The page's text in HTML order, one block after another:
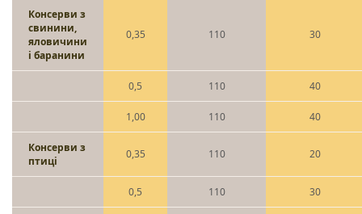
Консерви з
свинини,
яловичини
і баранини
0,35 110 30
0,5 110 40
1,00 110 40
Консерви з
птиці
0,35 110 20
0,5 110 30